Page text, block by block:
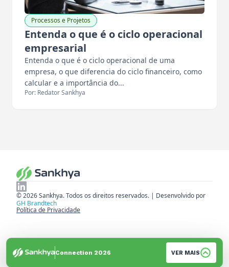
Processos e Projetos
Entenda o que é o ciclo operacional
empresarial
Entenda o que é o ciclo operacional de uma
empresa, o que diferencia do ciclo financeiro, como
calcular e a importância do...
Por: Redator Sankhya
© 2026 Sankhya. Todos os direitos reservados. | Desenvolvido por
GH Brandtech
Política de Privacidade
Connection 2026 VER MAIS